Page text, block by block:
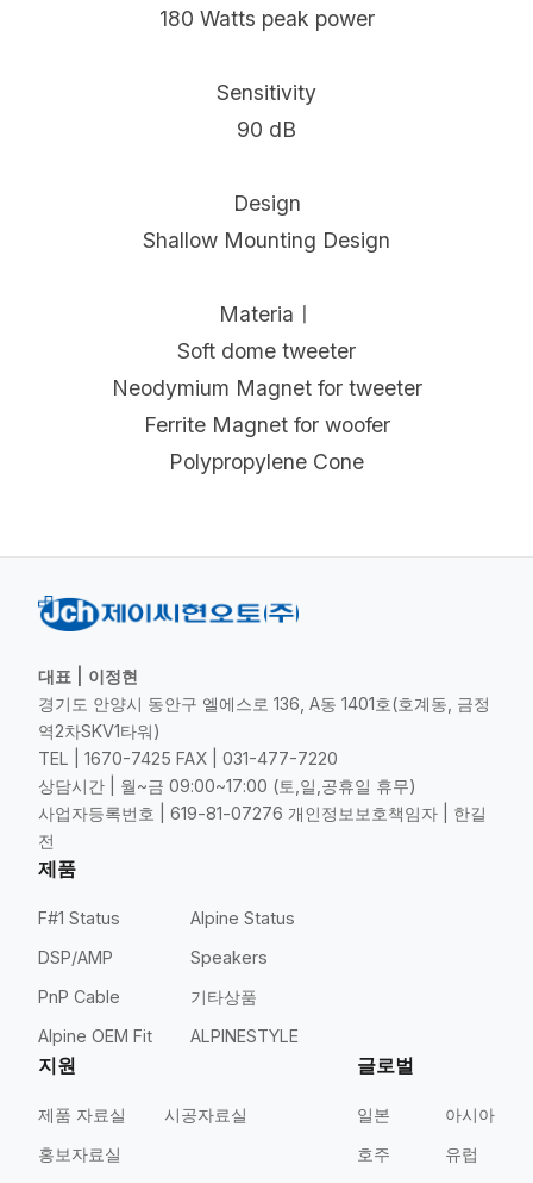
180 Watts peak power
Sensitivity
90 dB
Design
Shallow Mounting Design
Materiaㅣ
Soft dome tweeter
Neodymium Magnet for tweeter
Ferrite Magnet for woofer
Polypropylene Cone
대표 | 이정현
경기도 안양시 동안구 엘에스로 136, A동 1401호(호계동, 금정
역2차SKV1타워)
TEL | 1670-7425 FAX | 031-477-7220
상담시간 | 월~금 09:00~17:00 (토,일,공휴일 휴무)
사업자등록번호 | 619-81-07276 개인정보보호책임자 | 한길
전
제품
F#1 Status
Alpine Status
DSP/AMP
Speakers
PnP Cable
기타상품
Alpine OEM Fit
ALPINESTYLE
지원
제품 자료실
시공자료실
홍보자료실
글로벌
일본
아시아
호주
유럽